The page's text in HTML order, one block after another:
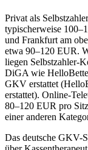
Privat als
typischerweise
und Frankfurt am
etwa 90–120 EUR.
liegen Selbstzahler-
DiGA wie
GKV erstattet
erstattet). Online-
80–120 EUR pro
einer anderen
Das deutsche GKV-